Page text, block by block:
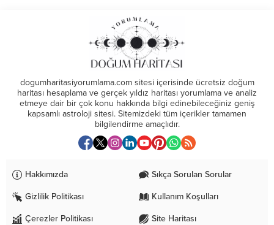
dogumharitasiyorumlama.com sitesi içerisinde ücretsiz doğum
haritası hesaplama ve gerçek yıldız haritası yorumlama ve analiz
etmeye dair bir çok konu hakkında bilgi edinebileceğiniz geniş
kapsamlı astroloji sitesi. Sitemizdeki tüm içerikler tamamen
bilgilendirme amaçlıdır.
Hakkımızda Sıkça Sorulan Sorular
Gizlilik Politikası Kullanım Koşulları
Çerezler Politikası Site Haritası